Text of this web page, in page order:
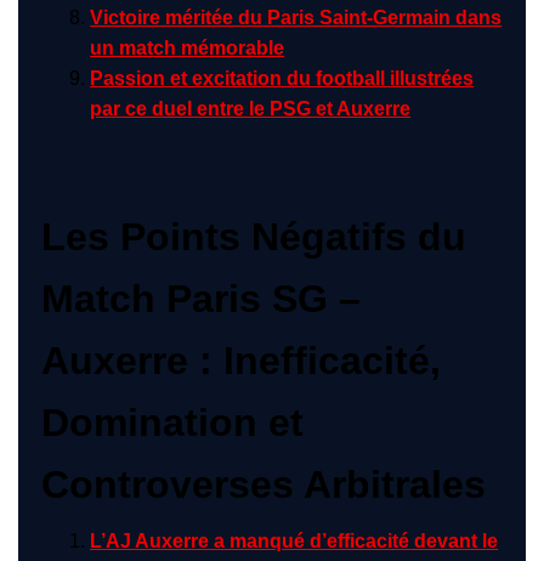
Victoire méritée du Paris Saint-Germain dans
un match mémorable
Passion et excitation du football illustrées
par ce duel entre le PSG et Auxerre
Les Points Négatifs du
Match Paris SG –
Auxerre : Inefficacité,
Domination et
Controverses Arbitrales
L’AJ Auxerre a manqué d’efficacité devant le